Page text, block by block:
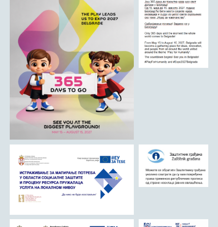
Угоститељство и туризам
Комунална делатност
Јавна предузећа
ДРУШТВО
Образовање
Здравствена заштита
Културни живот
Социјална заштита
Спорт
Удружењa
ГАЛЕРИЈА
Љубовија
Љубовија некад
Природа у Азбуковици
ВЕСТИ